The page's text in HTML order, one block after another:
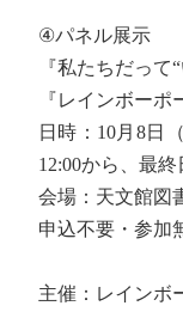
④パネル展示
『私たちだって
『レインボーポ
日時：10月8日
12:00から、最
会場：天文館図
申込不要・参加
主催：レインボ